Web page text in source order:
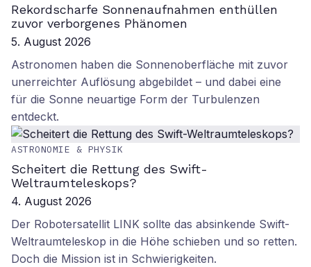
Rekordscharfe Sonnenaufnahmen enthüllen
zuvor verborgenes Phänomen
5. August 2026
Astronomen haben die Sonnenoberfläche mit zuvor
unerreichter Auflösung abgebildet – und dabei eine
für die Sonne neuartige Form der Turbulenzen
entdeckt.
ASTRONOMIE & PHYSIK
Scheitert die Rettung des Swift-
Weltraumteleskops?
4. August 2026
Der Robotersatellit LINK sollte das absinkende Swift-
Weltraumteleskop in die Höhe schieben und so retten.
Doch die Mission ist in Schwierigkeiten.